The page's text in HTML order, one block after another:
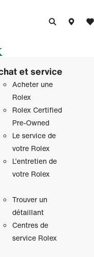
et service
Acheter une
Rolex
Rolex Certified
Pre-Owned
Le service de
votre Rolex
L’entretien de
votre Rolex
Trouver un
détaillant
Centres de
service Rolex